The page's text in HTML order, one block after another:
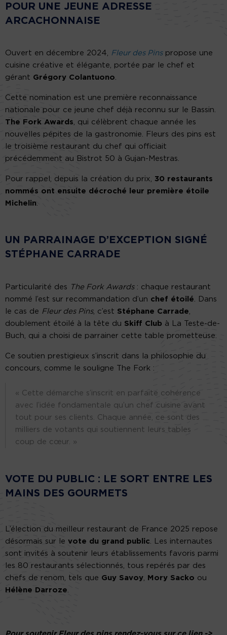
POUR UNE JEUNE ADRESSE
ARCACHONNAISE
Ouvert en décembre 2024, Fleur des Pinspropose une
cuisine créative et élégante, portée par le chef et
gérant Grégory Colantuono.
Cette nomination est une première reconnaissance
nationale pour ce jeune chef déjà reconnu sur le Bassin.
The Fork Awards, qui célèbrent chaque année les
nouvelles pépites de la gastronomie. Fleurs des pins est
le troisième restaurant du chef qui officiait
précédemment au Bistrot 50 à Gujan-Mestras.
Pour rappel, depuis la création du prix, 30 restaurants
nommés ont ensuite décroché leur première étoile
Michelin.
UN PARRAINAGE D’EXCEPTION SIGNÉ
STÉPHANE CARRADE
Particularité des The Fork Awards: chaque restaurant
nommé l’est sur recommandation d’un chef étoilé. Dans
le cas de Fleur des Pins, c’est Stéphane Carrade,
doublement étoilé à la tête du Skiff Club à La Teste-de-
Buch, qui a choisi de parrainer cette table prometteuse.
Ce soutien prestigieux s’inscrit dans la philosophie du
concours, comme le souligne The Fork :
« Cette démarche s’inscrit en parfaite cohérence
avec l’idée fondamentale qu’un chef cuisine avant
tout pour ses clients. Chaque année, ce sont des
milliers de votants qui soutiennent leurs tables
coup de cœur. »
VOTE DU PUBLIC : LE SORT ENTRE LES
MAINS DES GOURMETS
L’élection du meilleur restaurant de France 2025 repose
désormais sur le vote du grand public. Les internautes
sont invités à soutenir leurs établissements favoris parmi
les 80 restaurants sélectionnés, tous repérés par des
chefs de renom, tels que Guy Savoy, Mory Sacko ou
Hélène Darroze.